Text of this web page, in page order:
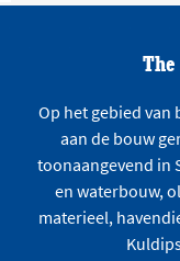
Op het gebied
aan de bouw
toonaangevend in
en waterbouw,
materieel,